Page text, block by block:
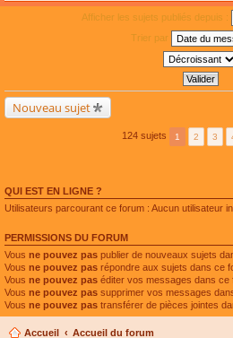
Afficher les sujets publiés depuis :
Trier par
Nouveau sujet
124 sujets 1 2 3
QUI EST EN LIGNE ?
Utilisateurs parcourant ce forum : Aucun utilisateur
PERMISSIONS DU FORUM
Vous ne pouvez pas publier de nouveaux sujets
Vous ne pouvez pas répondre aux sujets dans ce
Vous ne pouvez pas éditer vos messages dans ce
Vous ne pouvez pas supprimer vos messages
Vous ne pouvez pas transférer de pièces jointes
Accueil Accueil du forum